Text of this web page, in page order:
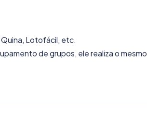
Quina, Lotofácil, etc.
de grupos, ele realiza o mesmo